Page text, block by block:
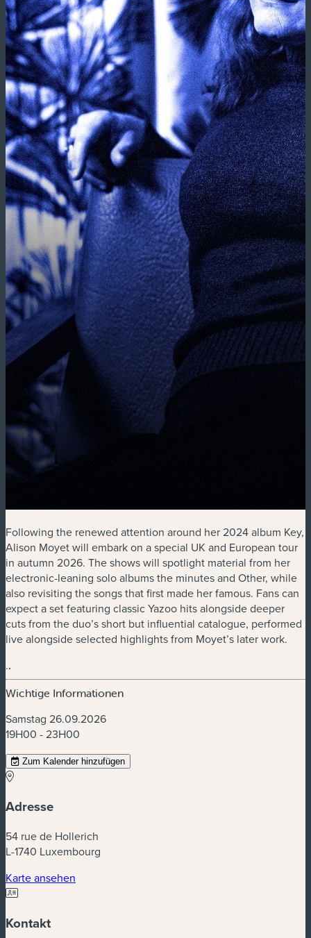
Following the renewed attention around her 2024 album Key,
Alison Moyet will embark on a special UK and European tour
in autumn 2026. The shows will spotlight material from her
electronic-leaning solo albums the minutes and Other, while
also revisiting the songs that first made her famous. Fans can
expect a set featuring classic Yazoo hits alongside deeper
cuts from the duo’s short but influential catalogue, performed
live alongside selected highlights from Moyet’s later work.
..
Wichtige Informationen
Samstag 26.09.2026
19H00 - 23H00
Zum Kalender hinzufügen
Adresse
54 rue de Hollerich
L-1740 Luxembourg
Karte ansehen
Kontakt